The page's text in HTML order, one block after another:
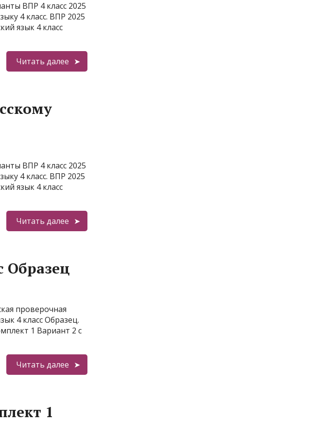
ВПР 4 класс 2025
4 класс. ВПР 2025
язык 4 класс
Читать далее
ВПР 4 класс 2025
4 класс. ВПР 2025
язык 4 класс
Читать далее
Образец
проверочная
4 класс Образец.
1 Вариант 2 с
Читать далее
1